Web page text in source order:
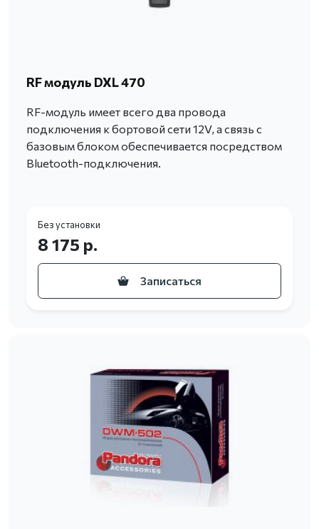
RF модуль DXL 470
RF-модуль имеет всего два провода
подключения к бортовой сети 12V, а связь с
базовым блоком обеспечивается посредством
Bluetooth-подключения.
Без установки
8 175 р.
Записаться